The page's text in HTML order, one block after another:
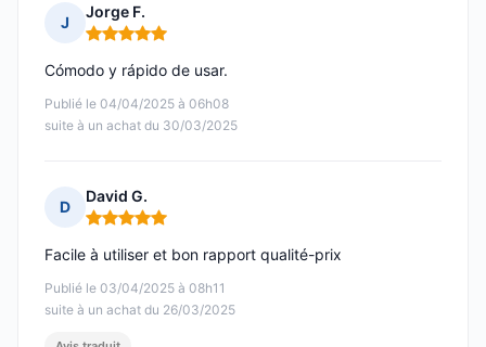
J
Jorge F.
Note : 5 sur 5
Publié le 04/04/2025 à 06h08
suite à un achat du 30/03/2025
Cómodo y rápido de usar.
D
David G.
Note : 5 sur 5
Publié le 03/04/2025 à 08h11
suite à un achat du 26/03/2025
Facile à utiliser et bon rapport qualité-prix